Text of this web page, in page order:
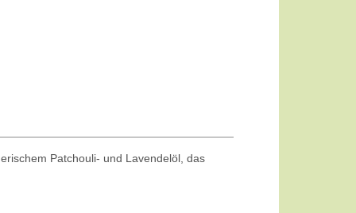
Patchouli- und Lavendelöl, das